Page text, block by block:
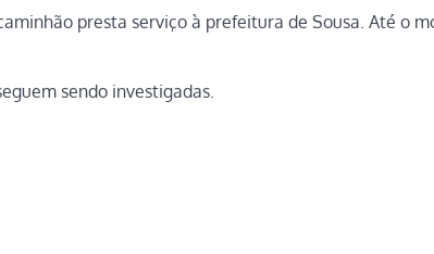
presta serviço à prefeitura de Sousa. Até o
sendo investigadas.